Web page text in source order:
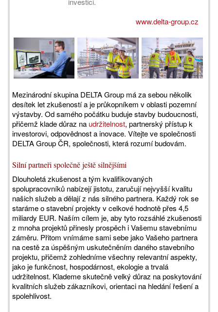
www.delta-group.cz
Mezinárodní skupina DELTA Group má za sebou několik
desítek let zkušeností a je průkopníkem v oblasti pozemní
výstavby. Od samého počátku buduje stavby budoucnosti,
přičemž klade důraz na udržitelnost, partnerský přístup k
investorovi, odpovědnost a inovace. Vítejte ve společnosti
DELTA Group ČR, společnosti, která rozumí budovám.
Silní partneři společně ještě silnějšími
Dlouholetá zkušenost a tým kvalifikovaných
spolupracovníků nabízejí jistotu, zaručují nejvyšší kvalitu
našich služeb a dělají z nás silného partnera. Každý rok se
staráme o stavební projekty v celkové hodnotě přes 4,5
miliardy EUR. Naším cílem je, aby tyto rozsáhlé zkušenosti
z mnoha projektů přinesly prospěch i Vašemu stavebnímu
záměru. Přitom vnímáme sami sebe jako Vašeho partnera
na cestě za úspěšným uskutečněním daného stavebního
projektu, přičemž zohledníme všechny relevantní aspekty,
jako je funkčnost, hospodárnost, ekologie a trvalá
udržitelnost. Klademe skutečně velký důraz na poskytování
kvalitních služeb zákazníkovi, orientaci na hledání řešení a
spolehlivost.